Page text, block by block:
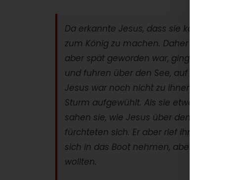
Da erkannte Jesus, dass sie kommen
zum König zu machen. Daher zog er sich
aber spät geworden war, gingen seine
und fuhren über den See, auf Kafarnaum
Jesus war noch nicht zu ihnen
Sturm aufgewühlt. Als sie etwa
sahen sie, wie Jesus über den See ging
fürchteten sich. Er aber rief ihnen zu: Ich
sich in das Boot nehmen, aber schon war
wollten.